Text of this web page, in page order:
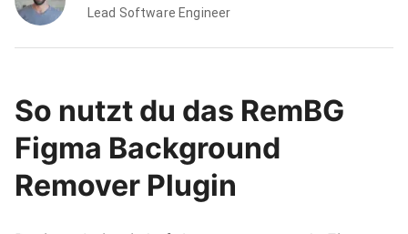
Lead Software Engineer
So nutzt du das RemBG
Figma Background
Remover Plugin